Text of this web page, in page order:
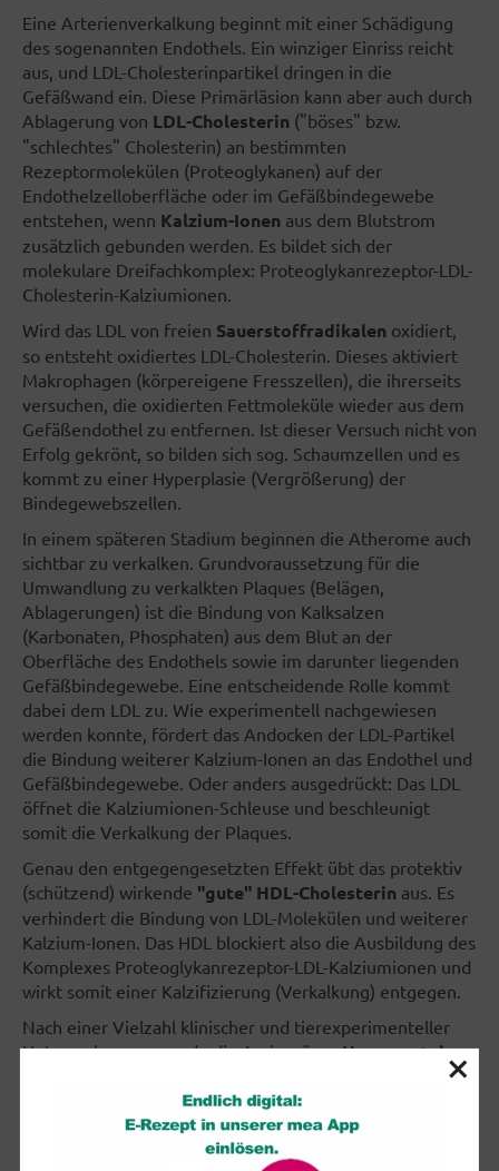
Eine Arterienverkalkung beginnt mit einer Schädigung
des sogenannten Endothels. Ein winziger Einriss reicht
aus, und LDL-Cholesterinpartikel dringen in die
Gefäßwand ein. Diese Primärläsion kann aber auch durch
Ablagerung von LDL-Cholesterin ("böses" bzw.
"schlechtes" Cholesterin) an bestimmten
Rezeptormolekülen (Proteoglykanen) auf der
Endothelzelloberfläche oder im Gefäßbindegewebe
entstehen, wenn Kalzium-Ionen aus dem Blutstrom
zusätzlich gebunden werden. Es bildet sich der
molekulare Dreifachkomplex: Proteoglykanrezeptor-LDL-
Cholesterin-Kalziumionen.
Wird das LDL von freien Sauerstoffradikalen oxidiert,
so entsteht oxidiertes LDL-Cholesterin. Dieses aktiviert
Makrophagen (körpereigene Fresszellen), die ihrerseits
versuchen, die oxidierten Fettmoleküle wieder aus dem
Gefäßendothel zu entfernen. Ist dieser Versuch nicht von
Erfolg gekrönt, so bilden sich sog. Schaumzellen und es
kommt zu einer Hyperplasie (Vergrößerung) der
Bindegewebszellen.
In einem späteren Stadium beginnen die Atherome auch
sichtbar zu verkalken. Grundvoraussetzung für die
Umwandlung zu verkalkten Plaques (Belägen,
Ablagerungen) ist die Bindung von Kalksalzen
(Karbonaten, Phosphaten) aus dem Blut an der
Oberfläche des Endothels sowie im darunter liegenden
Gefäßbindegewebe. Eine entscheidende Rolle kommt
dabei dem LDL zu. Wie experimentell nachgewiesen
werden konnte, fördert das Andocken der LDL-Partikel
die Bindung weiterer Kalzium-Ionen an das Endothel und
Gefäßbindegewebe. Oder anders ausgedrückt: Das LDL
öffnet die Kalziumionen-Schleuse und beschleunigt
somit die Verkalkung der Plaques.
Genau den entgegengesetzten Effekt übt das protektiv
(schützend) wirkende "gute" HDL-Cholesterin aus. Es
verhindert die Bindung von LDL-Molekülen und weiterer
Kalzium-Ionen. Das HDL blockiert also die Ausbildung des
Komplexes Proteoglykanrezeptor-LDL-Kalziumionen und
wirkt somit einer Kalzifizierung (Verkalkung) entgegen.
Nach einer Vielzahl klinischer und tierexperimenteller
Untersuchungen wurde die AminosäureHomocystein
(HC) als eigenständiger Risikofaktor für die Entstehung
einer Atherosklerose nachgewiesen. Die
Pathomechanismen des HC mit Schädigungen am
Gefäßendothel, den Thrombozyten, Monozyten und
×